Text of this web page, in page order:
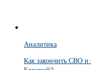
Аналитика
Как закончить СВО и